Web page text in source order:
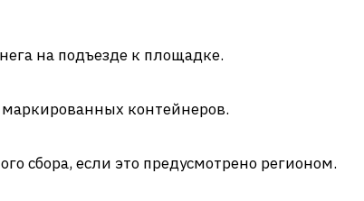
на подъезде к площадке.
контейнеров.
сбора, если это предусмотрено регионом.